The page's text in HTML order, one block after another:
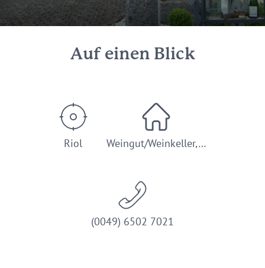
Auf einen Blick
Riol Weingut/Weinkeller,…
(0049) 6502 7021